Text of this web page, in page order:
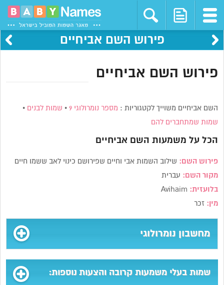
פירוש השם אביחיים
פירוש השם אביחיים
השם אביחיים משוייך לקטגוריות : מספר נומרולוגי 9 • שמות לבנים •
שמות שמתחברים להם
הכל על משמעות השם אביחיים
פירוש השם: שילוב השמות אבי וחיים שפירושם כינוי לאב ששמו חיים
מקור השם: עברית
בלועזית:
מין: זכר
מחשבון נומרולוגי
שמות בעלי משמעות קרובה והצעות נוספות: